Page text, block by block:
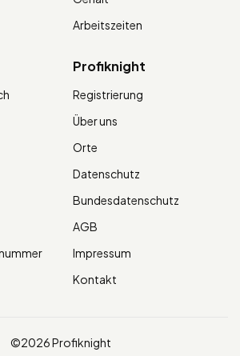
Arbeitszeiten
Profiknight
Registrierung
Über uns
Orte
Datenschutz
Bundesdatenschutz
AGB
Impressum
Kontakt
©2026 Profiknight